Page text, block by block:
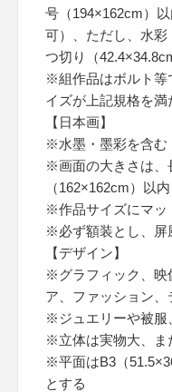
号（194×162cm）
可）、ただし、水
つ切り（
※組作品はボルト等
イズが上記規格を
【日本画】
※水墨・墨彩を含む
※画面の大きさは、
（162×162cm）以
※作品サイズにマッ
※必ず額装とし、屏
【デザイン】
※グラフィック、映
ア、ファッション
※ジュエリーや被服
※立体は実物大、ま
※平面はB3（
とする